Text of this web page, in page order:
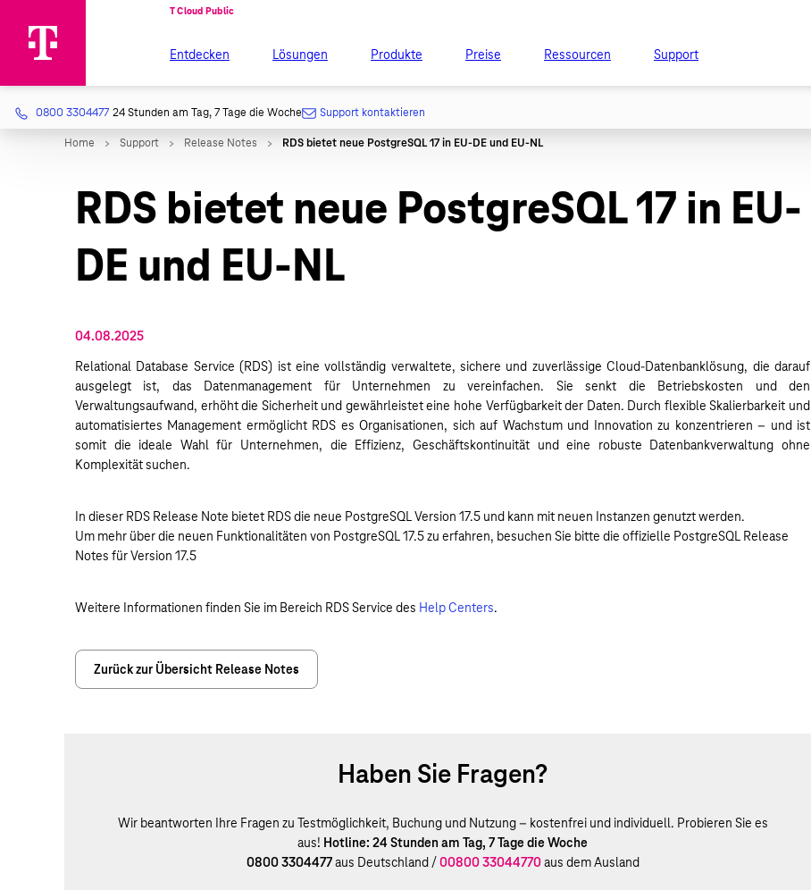
Entdecken Lösungen Produkte Preise Ressourcen Support
0800 3304477 24 Stunden am Tag, 7 Tage die Woche Support kontaktieren
RDS bietet neue PostgreSQL 17 in EU-
DE und EU-NL
04.08.2025
Relational Database Service (RDS) ist eine vollständig verwaltete, sichere und zuverlässige Cloud-Datenbanklösung, die darauf
ausgelegt ist, das Datenmanagement für Unternehmen zu vereinfachen. Sie senkt die Betriebskosten und den
Verwaltungsaufwand, erhöht die Sicherheit und gewährleistet eine hohe Verfügbarkeit der Daten. Durch flexible Skalierbarkeit und
automatisiertes Management ermöglicht RDS es Organisationen, sich auf Wachstum und Innovation zu konzentrieren – und ist
somit die ideale Wahl für Unternehmen, die Effizienz, Geschäftskontinuität und eine robuste Datenbankverwaltung ohne
Komplexität suchen.
In dieser RDS Release Note bietet RDS die neue PostgreSQL Version 17.5 und kann mit neuen Instanzen genutzt werden.
Um mehr über die neuen Funktionalitäten von PostgreSQL 17.5 zu erfahren, besuchen Sie bitte die offizielle PostgreSQL Release
Notes für Version 17.5
Weitere Informationen finden Sie im Bereich RDS Service des Help Centers.
Zurück zur Übersicht Release Notes
Haben Sie Fragen?
Wir beantworten Ihre Fragen zu Testmöglichkeit, Buchung und Nutzung – kostenfrei und individuell. Probieren Sie es
aus! Hotline: 24 Stunden am Tag, 7 Tage die Woche
0800 3304477aus Deutschland /00800 33044770aus dem Ausland